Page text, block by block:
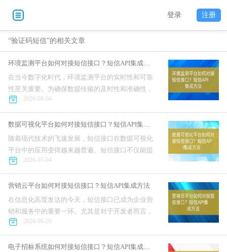
登录 注册
“验证码短信”的相关文章
环境监测平台如何对接短信接口？短信API集成方法
在当今数字化时代，环境监测平台的实时性和可靠
性至关重要。为确保数据传输的及时性和准确性，
许多开发者选择集成短信接口作为通知机制。本文
将探讨如何高效接入互亿无线短信接口，以提升环
境监测平台的性能和用户体...
2026-08-04
数据可视化平台如何对接短信接口？短信API集成方法
随着现代技术的飞速发展，短信接口在数据可视化
平台中的应用变得越来越普遍。短信接口不仅能提
升用户体验，还能为开发者提供更便捷的通信手
段。互亿无线作为国内知名的短信服务提供商，其
短信接口以其详尽的接入指南...
2026-07-04
营销云平台如何对接短信接口？短信API集成方法
在信息化高度发达的今天，短信接口已成为企业营
销和服务中的重要一环。尤其是对于开发者而言，
选择一个高效、易用的短信接口，能够大大提高工
作效率和用户满意度。互亿无线短信接口以其灵活
的对接流程和多语言的支持...
2026-06-29
电子招标系统如何对接短信接口？短信API集成方法